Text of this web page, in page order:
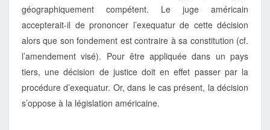
géographiquement compétent. Le juge américain
accepterait-il de prononcer l’exequatur de cette décision
alors que son fondement est contraire à sa constitution (cf.
l’amendement visé). Pour être appliquée dans un pays
tiers, une décision de justice doit en effet passer par la
procédure d’exequatur. Or, dans le cas présent, la décision
s’oppose à la législation américaine.